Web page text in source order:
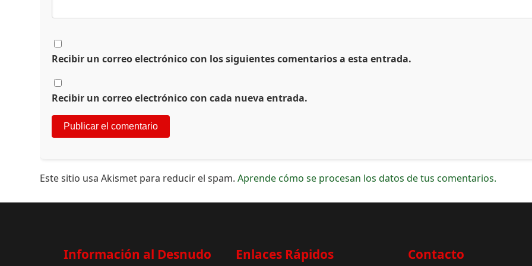
Recibir un correo electrónico con los siguientes comentarios a esta entrada.
Recibir un correo electrónico con cada nueva entrada.
Este sitio usa Akismet para reducir el spam.Aprende cómo se procesan los datos de tus comentarios.
Información al Desnudo Enlaces Rápidos Contacto